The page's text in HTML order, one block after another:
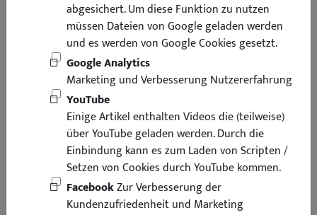
abgesichert. Um diese Funktion zu nutzen
müssen Dateien von Google geladen werden
und es werden von Google Cookies gesetzt.
Google Analytics
Marketing und Verbesserung Nutzererfahrung
YouTube
Einige Artikel enthalten Videos die (teilweise)
über YouTube geladen werden. Durch die
Einbindung kann es zum Laden von Scripten /
Setzen von Cookies durch YouTube kommen.
FacebookZur Verbesserung der
Kundenzufriedenheit und Marketing